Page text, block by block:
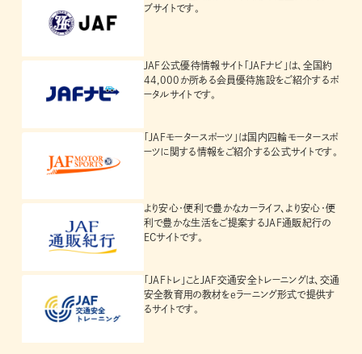
ブサイトです。
JAF公式優待情報サイト「JAFナビ」は、全国約
44,000か所ある会員優待施設をご紹介するポ
ータルサイトです。
「JAFモータースポーツ」は国内四輪モータースポ
ーツに関する情報をご紹介する公式サイトです。
より安心・便利で豊かなカーライフ、より安心・便
利で豊かな生活をご提案するJAF通販紀行の
ECサイトです。
「JAFトレ」ことJAF交通安全トレーニングは、交通
安全教育用の教材をeラーニング形式で提供す
るサイトです。